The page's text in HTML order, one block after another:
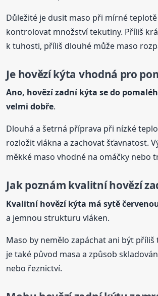
Důležité je dusit maso při mírné
kontrolovat množství tekutiny. Příliš
k tuhosti, příliš dlouhé může maso
Je hovězíkýta vhodná pro
Ano, hovězízadní kýta se do
velmi dobře.
Dlouhá a šetrná příprava při nízké
rozložit vlákna a zachovat šťavnatost.
měkké maso vhodné na omáčky nebo
Jak poznám kvalitníhovězí
Kvalitníhovězíkýta má sytě
a jemnou strukturu vláken.
Maso by nemělo zapáchat ani být příliš
je také původ masa a způsob
nebo řeznictví.